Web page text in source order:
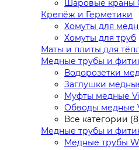
Шаровые краны
Крепёж и Герметики
Хомуты для
Хомуты для труб
Маты и плиты для
Медные трубы и
Водорозетки
Заглушки
Муфты медные
Обводы медные
Все категории
Медные трубы и
Медные трубы